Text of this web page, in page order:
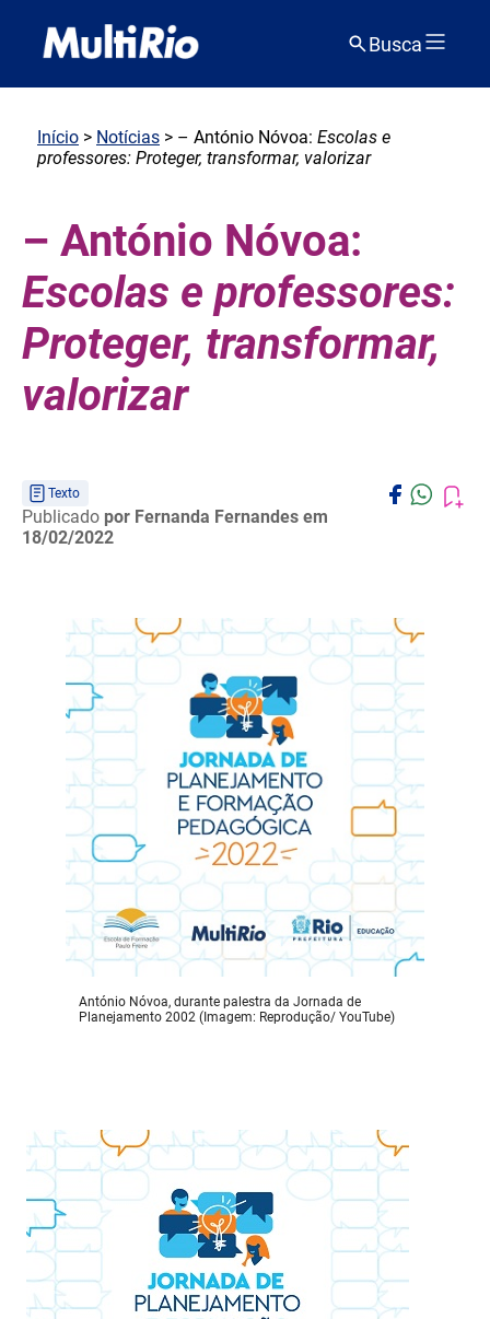
Busca
Início > Notícias > – António Nóvoa: Escolas e
professores: Proteger, transformar, valorizar
– António Nóvoa:
Escolas e professores:
Proteger, transformar,
valorizar
Texto
Publicado por Fernanda Fernandes em
18/02/2022
António Nóvoa, durante palestra da Jornada de
Planejamento 2002 (Imagem: Reprodução/ YouTube)